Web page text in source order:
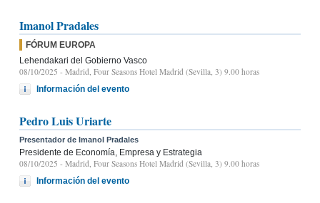
Imanol Pradales
FÓRUM EUROPA
Lehendakari del Gobierno Vasco
08/10/2025 - Madrid, Four Seasons Hotel Madrid (Sevilla, 3) 9.00 horas
Información del evento
Pedro Luis Uriarte
Presentador de Imanol Pradales
Presidente de Economía, Empresa y Estrategia
08/10/2025 - Madrid, Four Seasons Hotel Madrid (Sevilla, 3) 9.00 horas
Información del evento